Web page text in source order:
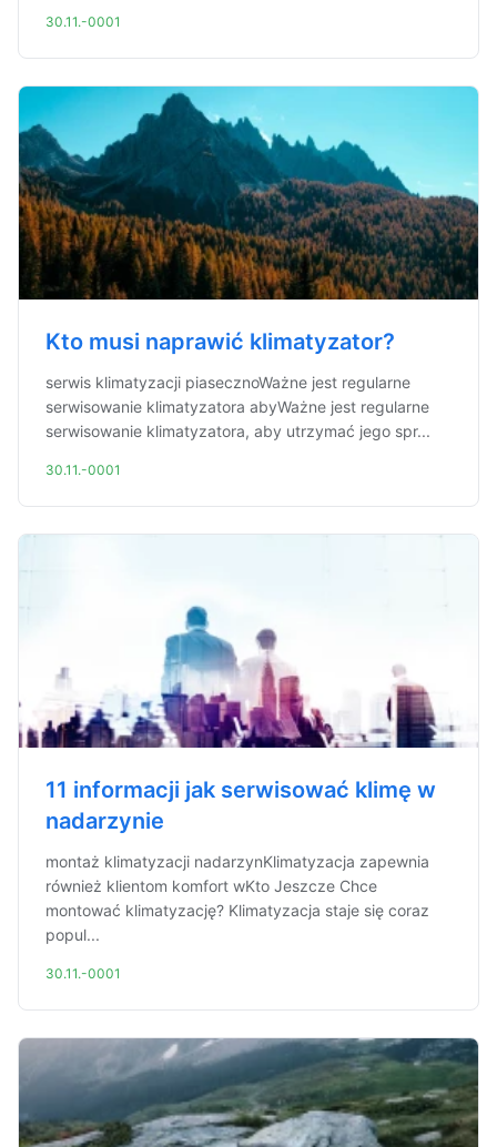
30.11.-0001
Kto musi naprawić klimatyzator?
serwis klimatyzacji piasecznoWażne jest regularne
serwisowanie klimatyzatora abyWażne jest regularne
serwisowanie klimatyzatora, aby utrzymać jego spr...
30.11.-0001
11 informacji jak serwisować klimę w
nadarzynie
montaż klimatyzacji nadarzynKlimatyzacja zapewnia
również klientom komfort wKto Jeszcze Chce
montować klimatyzację? Klimatyzacja staje się coraz
popul...
30.11.-0001